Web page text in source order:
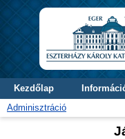
Kezdőlap
Adminisztráció